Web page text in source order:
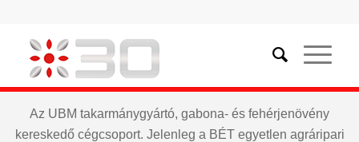
Az UBM takarmánygyártó, gabona- és fehérjenövény
kereskedő cégcsoport. Jelenleg a BÉT egyetlen agráripari